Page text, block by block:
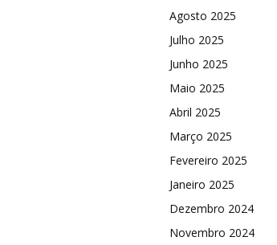
Agosto 2025
Julho 2025
Junho 2025
Maio 2025
Abril 2025
Março 2025
Fevereiro 2025
Janeiro 2025
Dezembro 2024
Novembro 2024